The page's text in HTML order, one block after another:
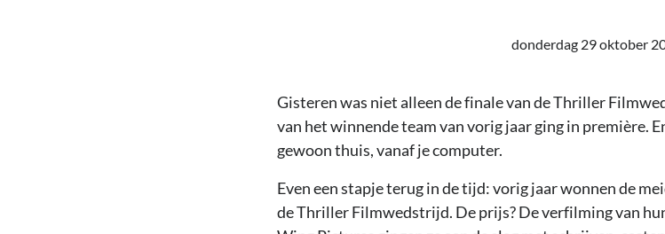
donderdag 29 oktober
Gisteren was niet alleen de finale van de Thriller
van het winnende team van vorig jaar ging in première.
gewoon thuis, vanaf je computer.
Even een stapje terug in de tijd: vorig jaar wonnen de
de Thriller Filmwedstrijd. De prijs? De verfilming van